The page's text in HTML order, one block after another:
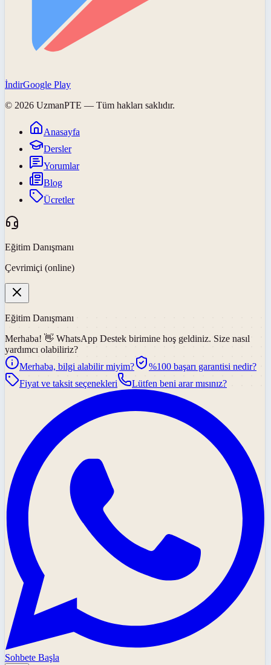
İndirGoogle Play
© 2026 UzmanPTE — Tüm hakları saklıdır.
Anasayfa
Dersler
Yorumlar
Blog
Ücretler
Eğitim Danışmanı
Çevrimiçi (online)
Eğitim Danışmanı
Merhaba! 👋 WhatsApp Destek birimine hoş geldiniz. Size nasıl
yardımcı olabiliriz?
Merhaba, bilgi alabilir miyim?
%100 başarı garantisi nedir?
Fiyat ve taksit seçenekleri
Lütfen beni arar mısınız?
Sohbete Başla